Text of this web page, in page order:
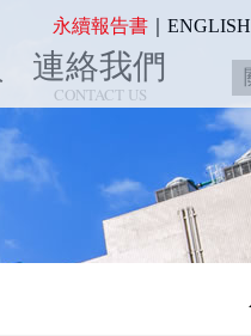
永續報告書 ENGLISH
連絡我們
CONTACT US